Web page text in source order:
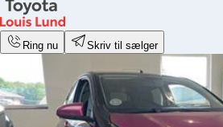
Ring nu Skriv til sælger